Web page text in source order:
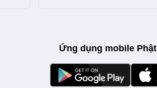
Ứng dụng mobile